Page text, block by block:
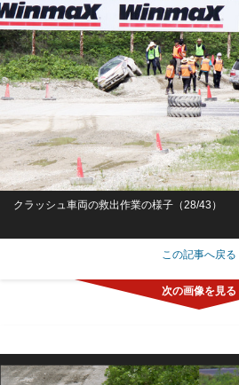
クラッシュ車両の救出作業の様子（28/43）
この記事へ戻る